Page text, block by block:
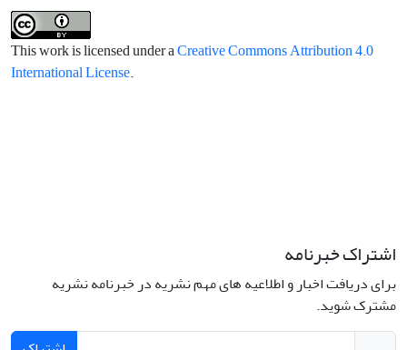
This work is licensed under aCreative Commons Attribution 4.0
International License.
اشتراک خبرنامه
برای دریافت اخبار و اطلاعیه های مهم نشریه در خبرنامه نشریه
مشترک شوید.